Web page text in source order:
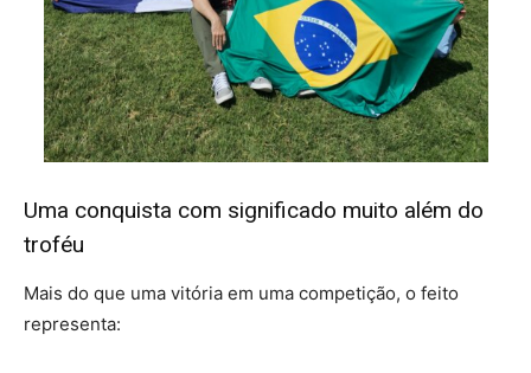
Uma conquista com significado muito além do
troféu
Mais do que uma vitória em uma competição, o feito
representa: